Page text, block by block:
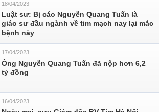
18/04/2023
Luật sư: Bị cáo Nguyễn Quang Tuấn là
giáo sư đầu ngành về tim mạch nay lại mắc
bệnh này
17/04/2023
Ông Nguyễn Quang Tuấn đã nộp hơn 6,2
tỷ đồng
16/04/2023